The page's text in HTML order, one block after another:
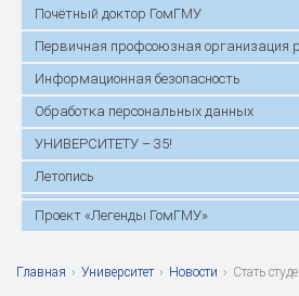
Почётный доктор ГомГМУ
Первичная профсоюзная организация
Информационная безопасность
Обработка персональных данных
УНИВЕРСИТЕТУ – 35!
Летопись
Проект «Легенды ГомГМУ»
Главная › Университет › Новости › Стать